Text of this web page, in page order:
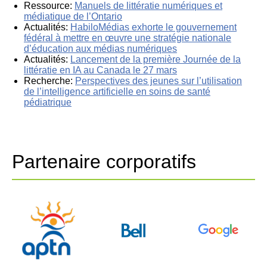
Ressource: Manuels de littératie numériques et
médiatique de l’Ontario
Actualités: HabiloMédias exhorte le gouvernement
fédéral à mettre en œuvre une stratégie nationale
d’éducation aux médias numériques
Actualités: Lancement de la première Journée de la
littératie en IA au Canada le 27 mars
Recherche: Perspectives des jeunes sur l’utilisation
de l’intelligence artificielle en soins de santé
pédiatrique
Partenaire corporatifs